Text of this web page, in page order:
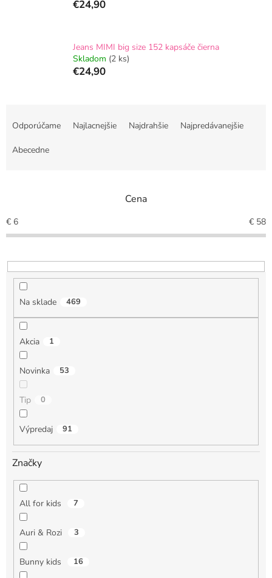
€24,90
Jeans MIMI big size 152 kapsáče čierna
Skladom (2 ks)
€24,90
r
o
u
k
Odporúčame Najlacnejšie Najdrahšie Najpredávanejšie
Abecedne
Cena
€ 6 € 58
Na sklade 469
Akcia 1
Novinka 53
Tip 0
Výpredaj 91
Značky
All for kids 7
Auri & Rozi 3
Bunny kids 16